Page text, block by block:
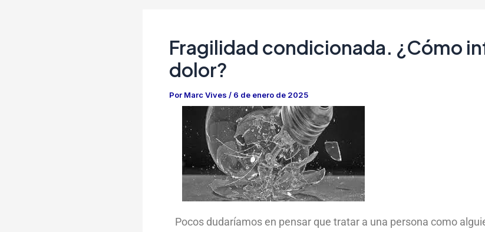
Fragilidad condicionada. ¿Cómo
dolor?
Por Marc Vives / 6 de enero de 2025
Pocos dudaríamos en pensar que tratar a una persona como